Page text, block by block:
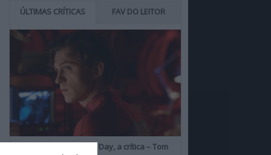
ÚLTIMAS CRÍTICAS FAV DO LEITOR
Spider-Man: Brand New Day, a crítica – Tom